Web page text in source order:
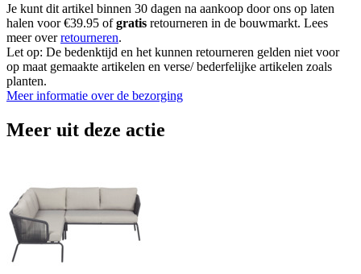
Je kunt dit artikel binnen 30 dagen na aankoop door ons op laten
halen voor €39.95 ofgratis retourneren in de bouwmarkt. Lees
meer overretourneren.
Let op: De bedenktijd en het kunnen retourneren gelden niet voor
op maat gemaakte artikelen en verse/ bederfelijke artikelen zoals
planten.
Meer informatie over de bezorging
Meer uit deze actie